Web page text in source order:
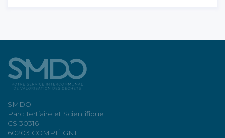
SMDO
Parc Tertiaire et Scientifique
CS 30316
60203 COMPIÈGNE